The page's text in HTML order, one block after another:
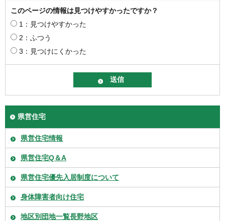
このページの情報は見つけやすかったですか？
1：見つけやすかった
2：ふつう
3：見つけにくかった
県営住宅
県営住宅情報
県営住宅Q＆A
県営住宅優先入居制度について
身体障害者向け住宅
地区別団地一覧長野地区